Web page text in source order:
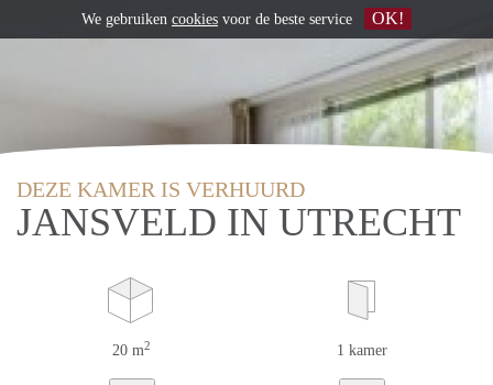
DEZE KAMER IS VERHUURD
JANSVELD IN UTRECHT
20 m2 1 kamer
We gebruiken cookies voor de beste service OK!